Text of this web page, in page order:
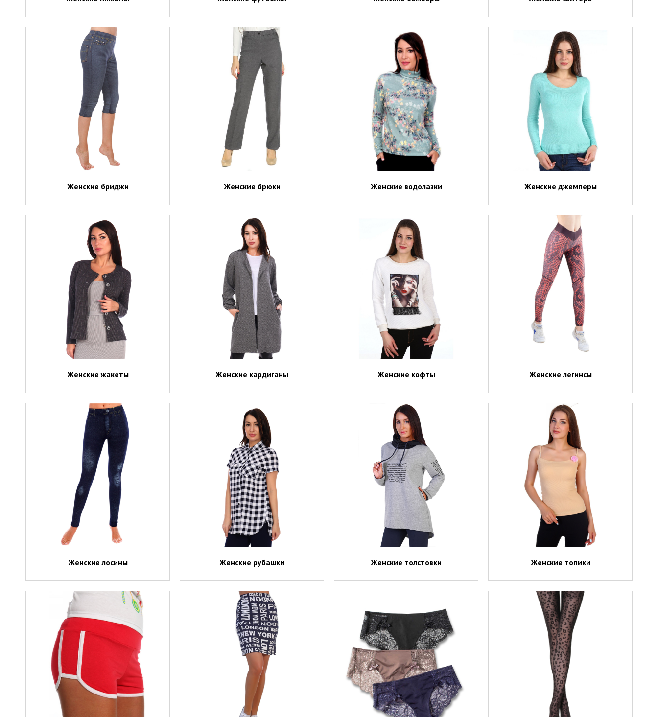
Женские бриджи Женские брюки Женские водолазки Женские джемперы
Женские жакеты Женские кардиганы Женские кофты Женские легинсы
Женские лосины Женские рубашки Женские толстовки Женские топики